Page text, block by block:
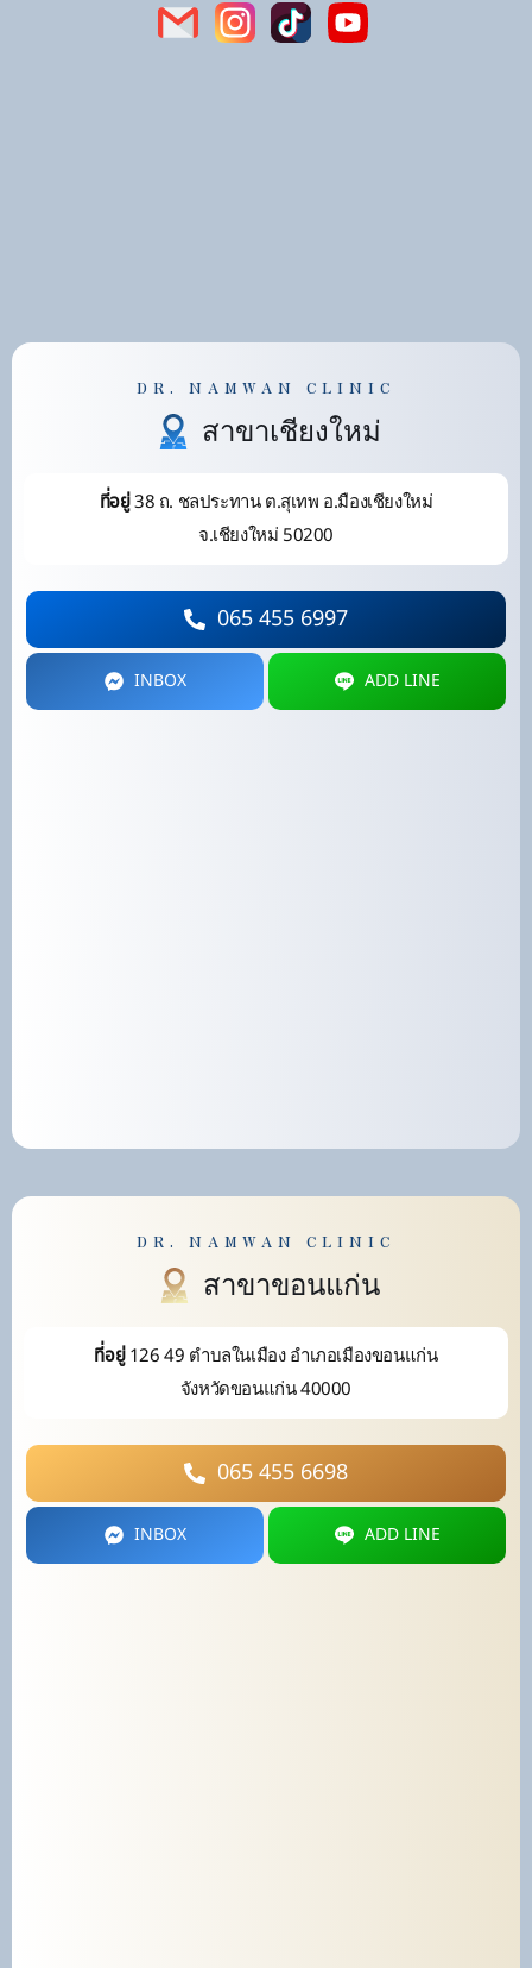
DR. NAMWAN CLINIC
สาขาเชียงใหม่
ที่อยู่38 ถ. ชลประทาน ต.สุเทพ อ.มืองเชียงใหม่
จ.เชียงใหม่ 50200
065 455 6997
INBOX ADD LINE
DR. NAMWAN CLINIC
สาขาขอนแก่น
ที่อยู่ 126 49 ตำบลในเมือง อำเภอเมืองขอนแก่น
จังหวัดขอนแก่น 40000
065 455 6698
INBOX ADD LINE